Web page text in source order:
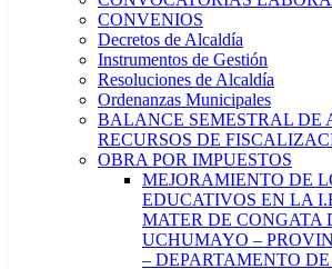
CONVENIOS
Decretos de Alcaldía
Instrumentos de Gestión
Resoluciones de Alcaldía
Ordenanzas Municipales
BALANCE SEMESTRAL DE
RECURSOS DE
OBRA POR IMPUESTOS
MEJORAMIENTO DE
EDUCATIVOS EN LA
MATER DE CONGATA
UCHUMAYO –
– DEPARTAMENTO